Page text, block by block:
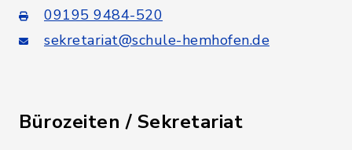
09195 9484-520
sekretariat@schule-hemhofen.de
Bürozeiten / Sekretariat